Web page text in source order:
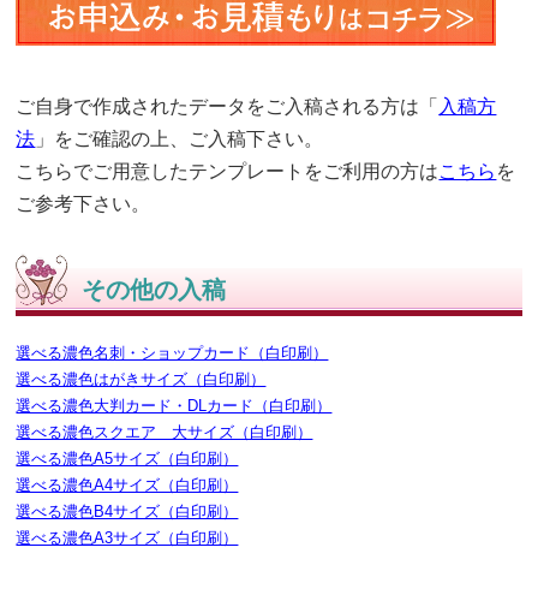
ご自身で作成されたデータをご入稿される方は「 入稿方
法 」をご確認の上、ご入稿下さい。
こちらでご用意したテンプレートをご利用の方はこちら を
ご参考下さい。
その他の入稿
選べる濃色名刺・ショップカード（白印刷）
選べる濃色はがきサイズ（白印刷）
選べる濃色大判カード・DLカード（白印刷）
選べる濃色スクエア 大サイズ（白印刷）
選べる濃色A5サイズ（白印刷）
選べる濃色A4サイズ（白印刷）
選べる濃色B4サイズ（白印刷）
選べる濃色A3サイズ（白印刷）